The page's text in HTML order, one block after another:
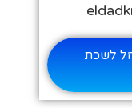
לשכת